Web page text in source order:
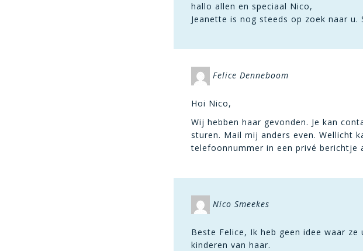
hallo allen en speciaal Nico,
Jeanette is nog steeds op zoek naar
Felice Denneboom
Hoi Nico,
Wij hebben haar gevonden. Je kan
sturen. Mail mij anders even. Wellicht
telefoonnummer in een privé berichtje
Nico Smeekes
Beste Felice, Ik heb geen idee waar
kinderen van haar.